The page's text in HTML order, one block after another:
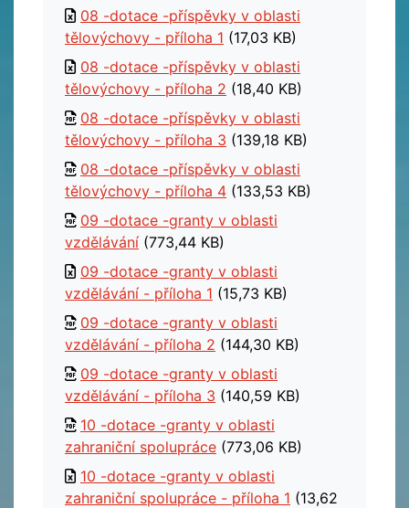
08 -dotace -příspěvky v oblasti
tělovýchovy - příloha 1 (17,03 KB)
08 -dotace -příspěvky v oblasti
tělovýchovy - příloha 2 (18,40 KB)
08 -dotace -příspěvky v oblasti
tělovýchovy - příloha 3 (139,18 KB)
08 -dotace -příspěvky v oblasti
tělovýchovy - příloha 4 (133,53 KB)
09 -dotace -granty v oblasti
vzdělávání (773,44 KB)
09 -dotace -granty v oblasti
vzdělávání - příloha 1 (15,73 KB)
09 -dotace -granty v oblasti
vzdělávání - příloha 2 (144,30 KB)
09 -dotace -granty v oblasti
vzdělávání - příloha 3 (140,59 KB)
10 -dotace -granty v oblasti
zahraniční spolupráce (773,06 KB)
10 -dotace -granty v oblasti
zahraniční spolupráce - příloha 1 (13,62